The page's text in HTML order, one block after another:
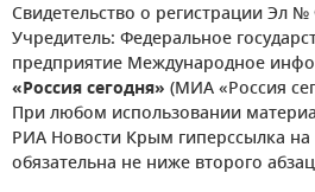
Свидетельство о регистрации Эл
Учредитель: Федеральное
предприятие Международное
«Россия сегодня» (МИА «Россия
При любом использовании
РИА Новости Крым гиперссылка
обязательна не ниже второго